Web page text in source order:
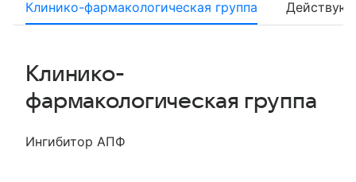
Клинико-фармакологическая группа
Клинико-
фармакологическая группа
Ингибитор АПФ